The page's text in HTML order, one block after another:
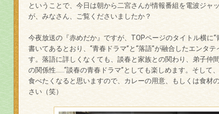
ということで、今日は朝から二宮さんが情報番組を電波ジャ
が、みなさん、ご覧くださいましたか？
今夜放送の『赤めだか』ですが、TOPページのタイトル横に“
書いてあるとおり、“青春ドラマ”と“落語”が融合したエンタ
す。落語に詳しくなくても、談春と家族との関わり、弟子仲
の関係性……“談春の青春ドラマ”としても楽しめます。そして
食べたくなると思いますので、カレーの用意、もしくは食材
さい（笑）